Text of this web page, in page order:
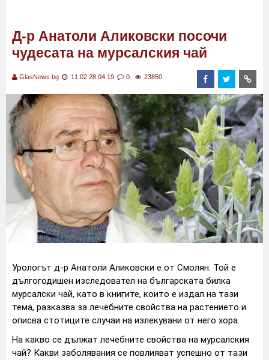
Д-р Анатоли Аликовски посочи
чудесата на мурсалския чай
GlasNews.bg 11:02 28.04.19 0 23850
Урологът д-р Анатоли Аликовски е от Смолян. Той е
дългогодишен изследовател на българската билка
мурсалски чай, като в книгите, които е издал на тази
тема, разказва за лечебните свойства на растението и
описва стотиците случаи на излекувани от него хора.
На какво се дължат лечебните свойства на мурсалския
чай? Какви заболявания се повлияват успешно от тази